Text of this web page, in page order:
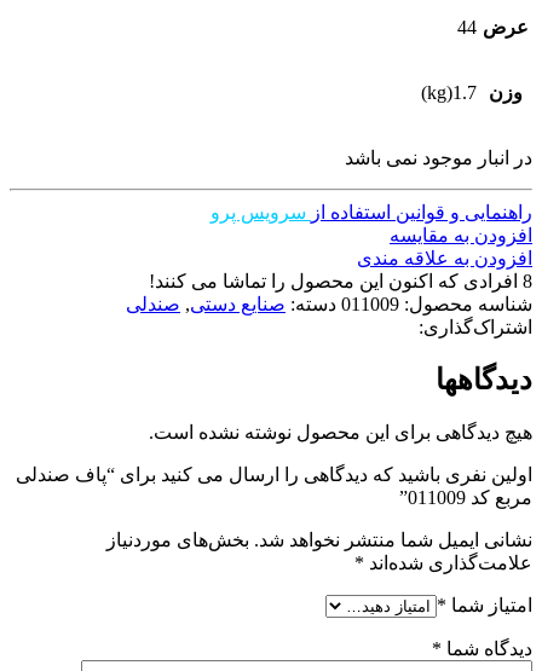
عرض 44
وزن 1.7(kg)
در انبار موجود نمی باشد
راهنمایی و قوانین استفاده از سرویس پرو
افزودن به مقایسه
افزودن به علاقه مندی
8 افرادی که اکنون این محصول را تماشا می کنند!
شناسه محصول: 011009 دسته: صنایع دستی, صندلی
اشتراک‌گذاری:
دیدگاهها
هیچ دیدگاهی برای این محصول نوشته نشده است.
اولین نفری باشید که دیدگاهی را ارسال می کنید برای “پاف صندلی
مربع کد 011009”
نشانی ایمیل شما منتشر نخواهد شد. بخش‌های موردنیاز
علامت‌گذاری شده‌اند *
امتیاز شما *
دیدگاه شما *